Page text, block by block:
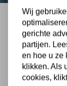
Bel mij
Gratis,
Uw naam:
Wij
gerichte
partijen.
en hoe u ze
klikken. Als
cookies,